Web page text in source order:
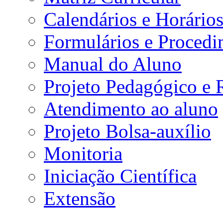
Calendários e Horários
Formulários e
Manual do Aluno
Projeto Pedagógico e
Atendimento ao aluno
Projeto Bolsa-auxílio
Monitoria
Iniciação Científica
Extensão